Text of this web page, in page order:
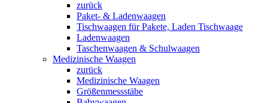
zurück
Paket- & Ladenwaagen
Tischwaagen für Pakete, Laden Tischwaage
Ladenwaagen
Taschenwaagen & Schulwaagen
Medizinische Waagen
zurück
Medizinische Waagen
Größenmessstäbe